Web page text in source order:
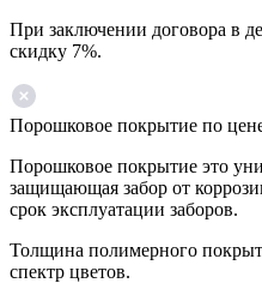
При заключении договора в
скидку 7%.
Порошковое покрытие по
Порошковое покрытие это
защищающая забор от
срок эксплуатации заборов.
Толщина полимерного
спектр цветов.